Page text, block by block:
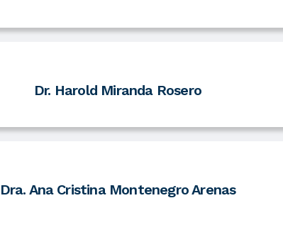
Dr. Harold Miranda Rosero
Dra. Ana Cristina Montenegro Arenas